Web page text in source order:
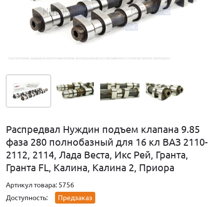
Распредвал Нуждин подъем клапана 9.85
фаза 280 полнобазный для 16 кл ВАЗ 2110-
2112, 2114, Лада Веста, Икс Рей, Гранта,
Гранта FL, Калина, Калина 2, Приора
Артикул товара: 5756
Доступность:
Предзаказ